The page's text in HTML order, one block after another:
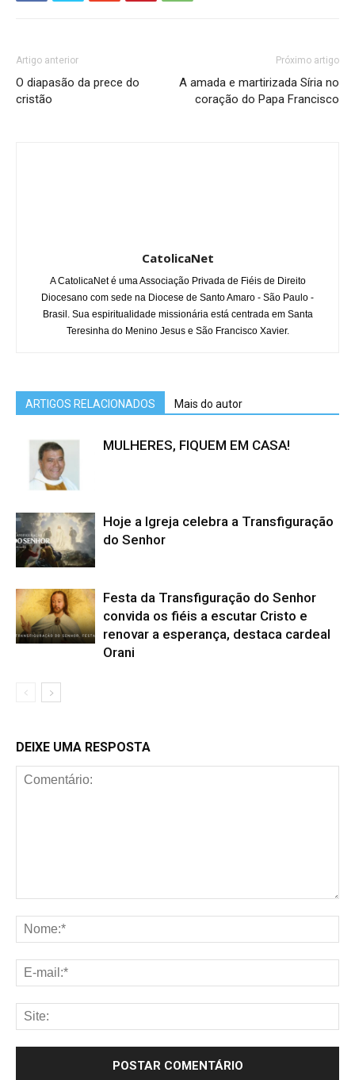
Artigo anterior
O diapasão da prece do
cristão
Próximo artigo
A amada e martirizada Síria no
coração do Papa Francisco
CatolicaNet
A CatolicaNet é uma Associação Privada de Fiéis de Direito
Diocesano com sede na Diocese de Santo Amaro - São Paulo -
Brasil. Sua espiritualidade missionária está centrada em Santa
Teresinha do Menino Jesus e São Francisco Xavier.
ARTIGOS RELACIONADOS Mais do autor
MULHERES, FIQUEM EM CASA!
Hoje a Igreja celebra a Transfiguração
do Senhor
Festa da Transfiguração do Senhor
convida os fiéis a escutar Cristo e
renovar a esperança, destaca cardeal
Orani
DEIXE UMA RESPOSTA